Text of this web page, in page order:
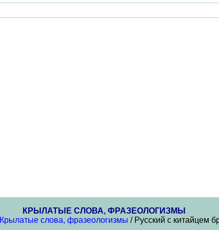
КРЫЛАТЫЕ СЛОВА, ФРАЗЕОЛОГИЗМЫ
Крылатые слова, фразеологизмы / Русский с китайцем